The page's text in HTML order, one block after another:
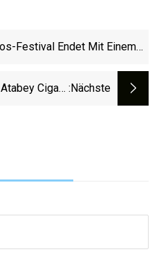
Festival Endet Mit Einem
DollarCigars :nächste